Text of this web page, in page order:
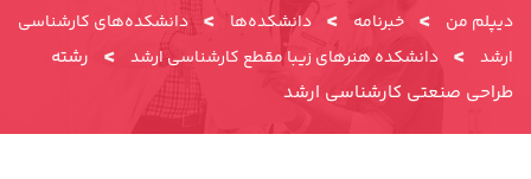
دیپلم من > خبرنامه > دانشکده‌ها > دانشکده‌های کارشناسی
ارشد > دانشکده هنرهای زیبا مقطع کارشناسی ارشد >
رشته
طراحی صنعتی کارشناسی ارشد